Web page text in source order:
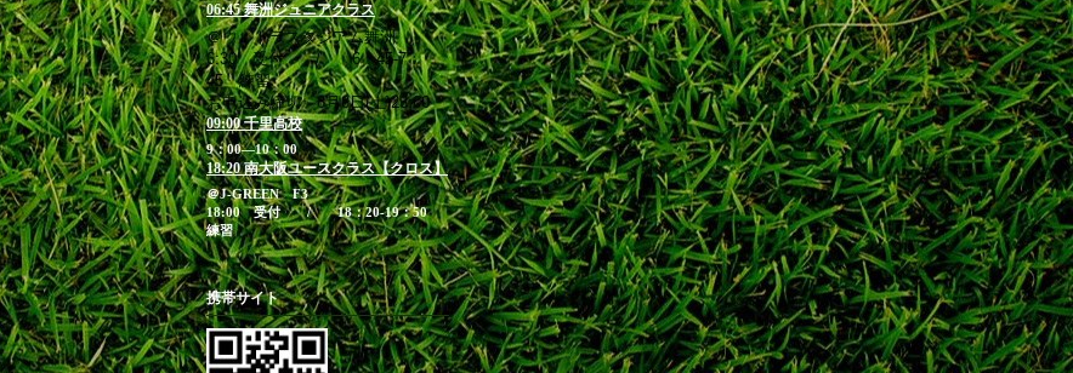
06:45 舞洲ジュニアクラス
＠ウルトラスタジアム舞洲
6:30 受付 / 6：45-7：
45 練習
お申込み締切 8月8日(土)23:00
09:00 千里高校
9：00―10：00
18:20 南大阪ユースクラス【クロス】
＠J-GREEN F3
18:00 受付 / 18：20-19：50
練習
携帯サイト